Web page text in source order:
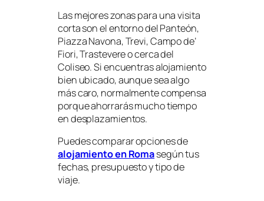
Las mejores zonas para una visita
corta son el entorno del Panteón,
Piazza Navona, Trevi, Campo de’
Fiori, Trastevere o cerca del
Coliseo. Si encuentras alojamiento
bien ubicado, aunque sea algo
más caro, normalmente compensa
porque ahorrarás mucho tiempo
en desplazamientos.
Puedes comparar opciones de
alojamiento en Romasegún tus
fechas, presupuesto y tipo de
viaje.